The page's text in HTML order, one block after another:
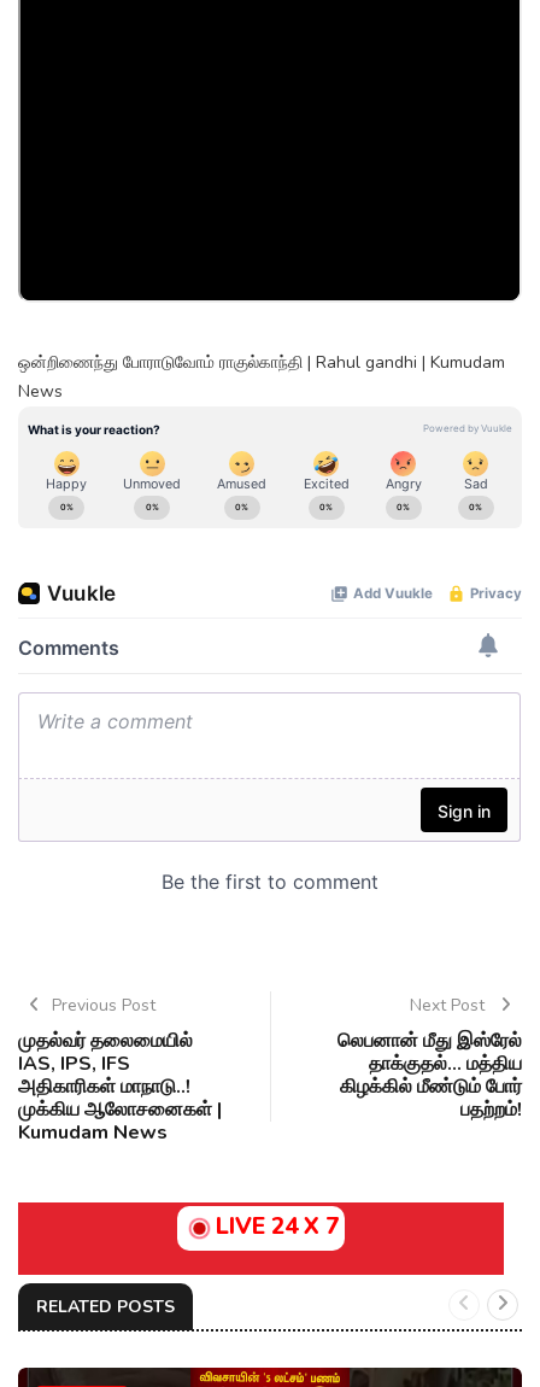
ஒன்றிணைந்து போராடுவோம் ராகுல்காந்தி | Rahul gandhi | Kumudam
News
Previous Post
முதல்வர் தலைமையில்
IAS, IPS, IFS
அதிகாரிகள் மாநாடு..!
முக்கிய ஆலோசனைகள் |
Kumudam News
Next Post
லெபனான் மீது இஸ்ரேல்
தாக்குதல்... மத்திய
கிழக்கில் மீண்டும் போர்
பதற்றம்!
LIVE 24 X 7
RELATED POSTS